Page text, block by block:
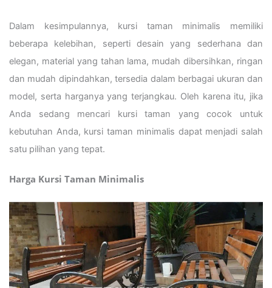
Dalam kesimpulannya, kursi taman minimalis memiliki
beberapa kelebihan, seperti desain yang sederhana dan
elegan, material yang tahan lama, mudah dibersihkan, ringan
dan mudah dipindahkan, tersedia dalam berbagai ukuran dan
model, serta harganya yang terjangkau. Oleh karena itu, jika
Anda sedang mencari kursi taman yang cocok untuk
kebutuhan Anda, kursi taman minimalis dapat menjadi salah
satu pilihan yang tepat.
Harga Kursi Taman Minimalis